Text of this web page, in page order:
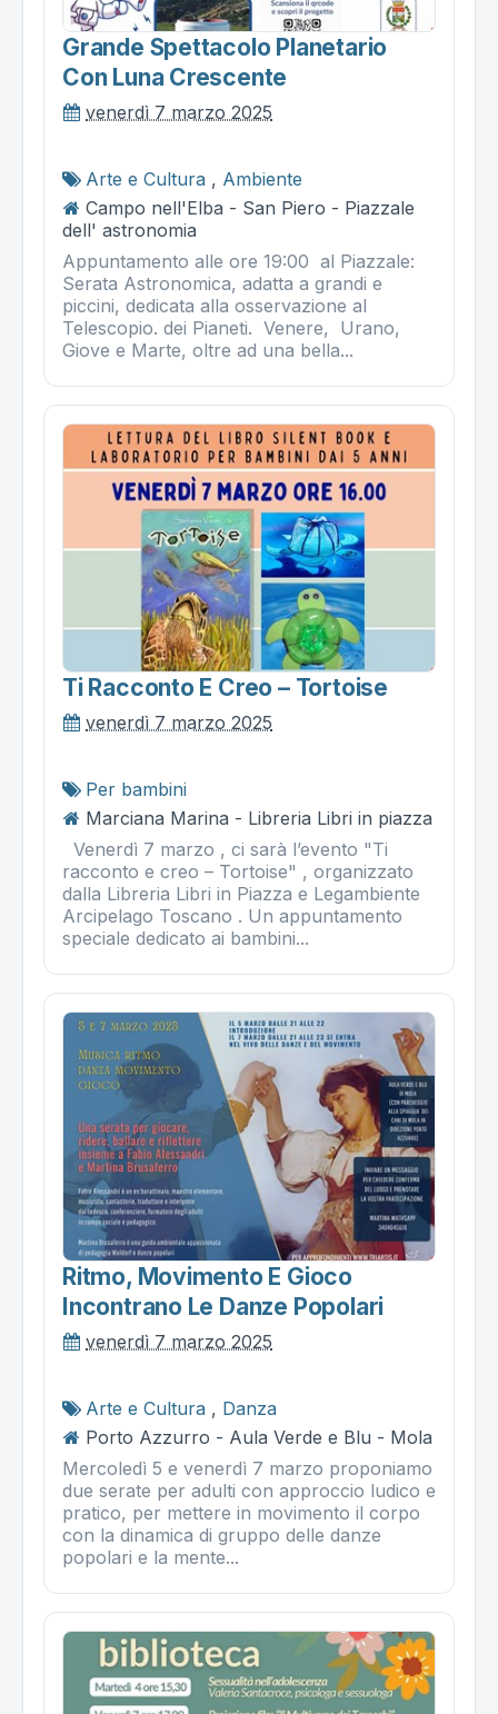
Grande Spettacolo Planetario
Con Luna Crescente
venerdì 7 marzo 2025
Arte e Cultura , Ambiente
Campo nell'Elba - San Piero - Piazzale
dell' astronomia
Appuntamento alle ore 19:00 al Piazzale:
Serata Astronomica, adatta a grandi e
piccini, dedicata alla osservazione al
Telescopio. dei Pianeti. Venere, Urano,
Giove e Marte, oltre ad una bella...
Ti Racconto E Creo – Tortoise
venerdì 7 marzo 2025
Per bambini
Marciana Marina - Libreria Libri in piazza
Venerdì 7 marzo , ci sarà l’evento "Ti
racconto e creo – Tortoise" , organizzato
dalla Libreria Libri in Piazza e Legambiente
Arcipelago Toscano . Un appuntamento
speciale dedicato ai bambini...
Ritmo, Movimento E Gioco
Incontrano Le Danze Popolari
venerdì 7 marzo 2025
Arte e Cultura , Danza
Porto Azzurro - Aula Verde e Blu - Mola
Mercoledì 5 e venerdì 7 marzo proponiamo
due serate per adulti con approccio ludico e
pratico, per mettere in movimento il corpo
con la dinamica di gruppo delle danze
popolari e la mente...